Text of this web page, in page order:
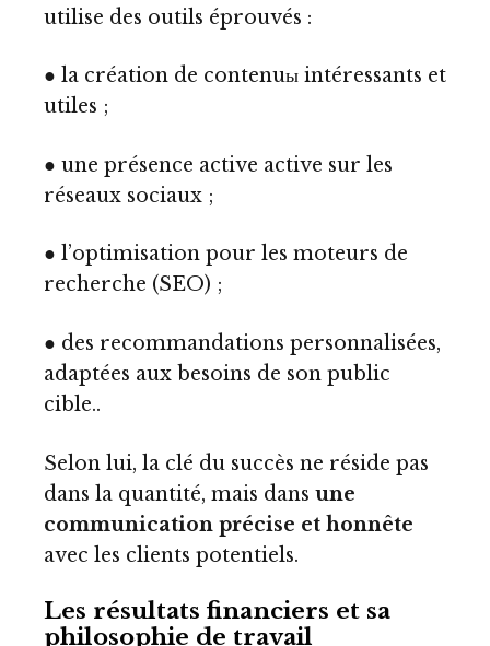
utilise des outils éprouvés :
● la création de contenuы intéressants et
utiles ;
● une présence active active sur les
réseaux sociaux ;
● l’optimisation pour les moteurs de
recherche (SEO) ;
● des recommandations personnalisées,
adaptées aux besoins de son public
cible..
Selon lui, la clé du succès ne réside pas
dans la quantité, mais dans une
communication précise et honnête
avec les clients potentiels.
Les résultats financiers et sa
philosophie de travail